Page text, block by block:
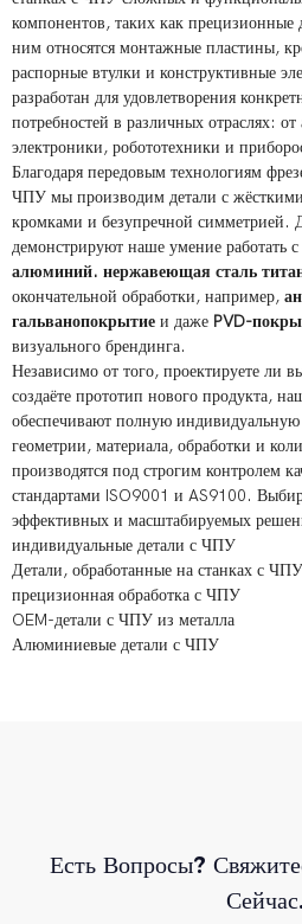
компонентов, таких как
ним относятся монтажные пластины,
распорные втулки и конструктивные
разработан для удовлетворения
потребностей в различных отраслях:
электроники, робототехники и
Благодаря передовым технологиям
ЧПУ мы производим детали с
кромками и безупречной симметрией.
демонстрируют наше умение работать
алюминий. нержавеющая сталь
окончательной обработки, например,
гальванопокрытие и даже PVD-
визуального брендинга.
Независимо от того, проектируете ли
создаёте прототип нового продукта,
обеспечивают полную индивидуальную
геометрии, материала, обработки и
производятся под строгим контролем
стандартами ISO9001 и AS9100.
эффективных и масштабируемых
индивидуальные детали с ЧПУ
Детали, обработанные на станках с ЧПУ
прецизионная обработка с ЧПУ
OEM-детали с ЧПУ из металла
Алюминиевые детали с ЧПУ
Есть Вопросы?
Сейчас.